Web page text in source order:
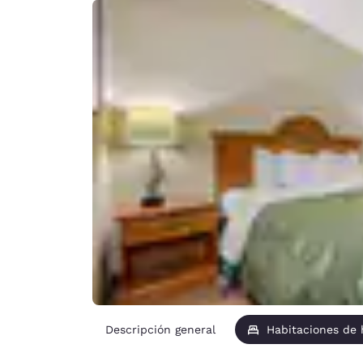
Deutsch
Ireland
English
United
English
Australia
Descripción general Habitaciones de